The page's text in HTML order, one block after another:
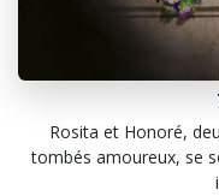
Rosita et Honoré,
tombés amoureux, se